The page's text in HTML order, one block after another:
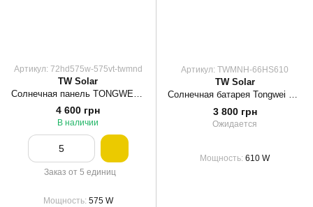
Артикул: 72hd575w-575vt-twmnd
TW Solar
4 600 грн
В наличии
Заказ от 5 единиц
Мощность 575 W
Артикул: TWMNH-66HS610
TW Solar
Солнечная батарея Tongwei 610Вт N-type TWMNH-66HS610
3 800 грн
Ожидается
Мощность 610 W